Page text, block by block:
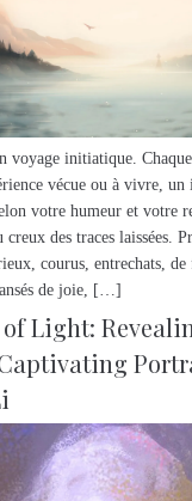
voyage initiatique.
vécue ou à vivre, un
votre humeur et votre
creux des traces laissées.
courus, entrechats, de
de joie, […]
Light: